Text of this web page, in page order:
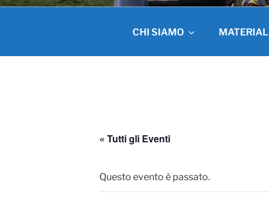
CHI SIAMO
« Tutti gli Eventi
Questo evento è passato.